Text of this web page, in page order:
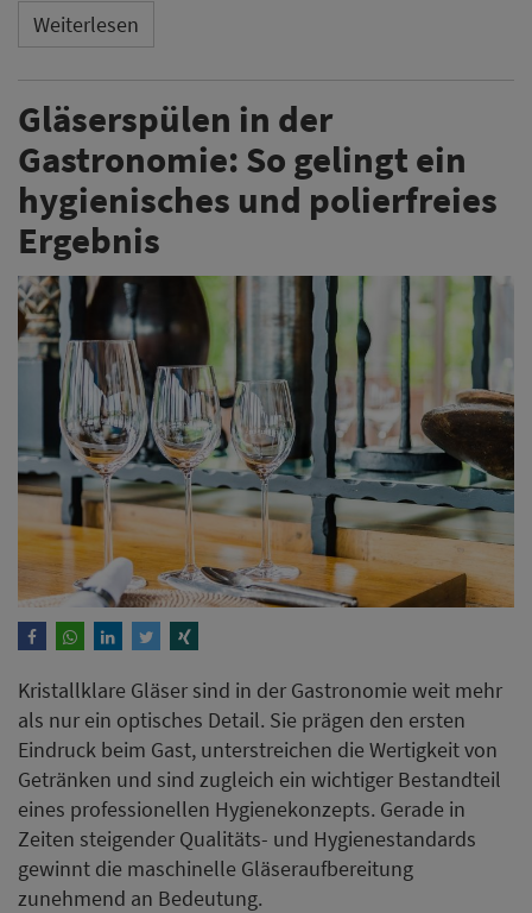
Weiterlesen
Gläserspülen in der
Gastronomie: So gelingt ein
hygienisches und polierfreies
Ergebnis
Kristallklare Gläser sind in der Gastronomie weit mehr
als nur ein optisches Detail. Sie prägen den ersten
Eindruck beim Gast, unterstreichen die Wertigkeit von
Getränken und sind zugleich ein wichtiger Bestandteil
eines professionellen Hygienekonzepts. Gerade in
Zeiten steigender Qualitäts- und Hygienestandards
gewinnt die maschinelle Gläseraufbereitung
zunehmend an Bedeutung.